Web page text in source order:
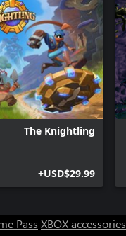
The Knightling
USD$29.99+
Pass XBOX accessories